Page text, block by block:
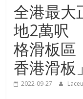
全港最大
地2萬呎
格滑板區
香港滑板
2022-09-27